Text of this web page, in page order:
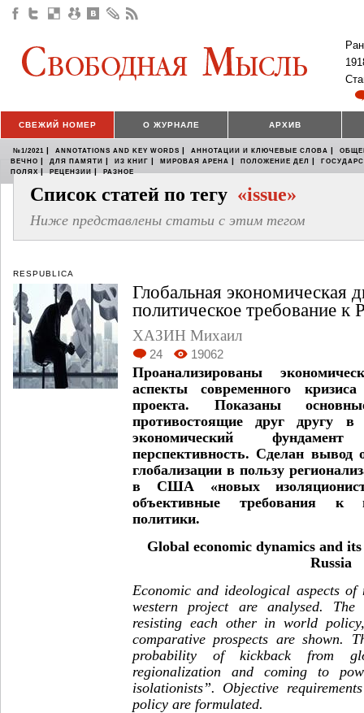
СВЕЖИЙ НОМЕР О ЖУРНАЛЕ АРХИВ
№1/2021 | ANNOTATIONS AND KEY WORDS | АННОТАЦИИ И КЛЮЧЕВЫЕ СЛОВА |
ВЕЧНО | ДЛЯ ПАМЯТИ | ИЗ КНИГ | МИРОВАЯ АРЕНА | ПОЛОЖЕНИЕ ДЕЛ |
ПОЛЯХ | РЕЦЕНЗИИ | РАЗНОЕ
Список статей по тегу «issue»
Ниже представлены статьи с этим тегом
RESPUBLICA
Глобальная экономическая
политическое требование к
ХАЗИН Михаил
24 19062
Проанализированы
аспекты современного кризиса
проекта. Показаны
противостоящие друг другу
экономический
перспективность. Сделан вывод
глобализации в пользу
в США «новых
объективные требования к
политики.
Global economic dynamics and
Russia
Economic and ideological aspects
western project are analysed.
resisting each other in world
comparative prospects are shown.
probability of kickback from
regionalization and coming to
isolationists”. Objective
policy are formulated.